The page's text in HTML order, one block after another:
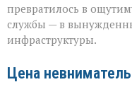
превратилось в
службы — в
инфраструктуры.
Цена